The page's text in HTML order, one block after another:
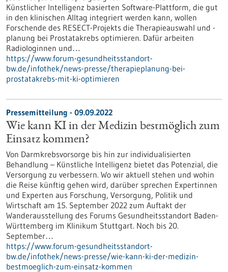
Künstlicher Intelligenz basierten Software-Plattform, die gut
in den klinischen Alltag integriert werden kann, wollen
Forschende des RESECT-Projekts die Therapieauswahl und -
planung bei Prostatakrebs optimieren. Dafür arbeiten
Radiologinnen und…
https://www.forum-gesundheitsstandort-
bw.de/infothek/news-presse/therapieplanung-bei-
prostatakrebs-mit-ki-optimieren
Pressemitteilung - 09.09.2022
Wie kann KI in der Medizin bestmöglich zum
Einsatz kommen?
Von Darmkrebsvorsorge bis hin zur individualisierten
Behandlung – Künstliche Intelligenz bietet das Potenzial, die
Versorgung zu verbessern. Wo wir aktuell stehen und wohin
die Reise künftig gehen wird, darüber sprechen Expertinnen
und Experten aus Forschung, Versorgung, Politik und
Wirtschaft am 15. September 2022 zum Auftakt der
Wanderausstellung des Forums Gesundheitsstandort Baden-
Württemberg im Klinikum Stuttgart. Noch bis 20.
September…
https://www.forum-gesundheitsstandort-
bw.de/infothek/news-presse/wie-kann-ki-der-medizin-
bestmoeglich-zum-einsatz-kommen